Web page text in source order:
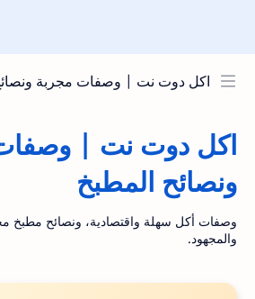
اكل دوت نت | وصفات مجربة
اكل دوت نت |
ونصائح المطبخ
وصفات أكل سهلة واقتصادية، ونصائح مطبخ
والمجهود.